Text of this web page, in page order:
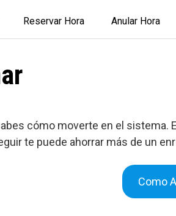
Reservar Hora Anular Hora
cómo moverte en el sistema.
te puede ahorrar más de un
Como